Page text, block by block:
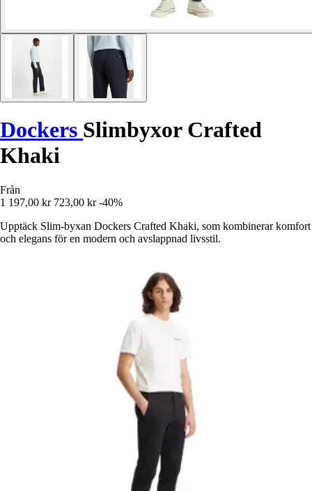
Dockers Slimbyxor Crafted
Khaki
Från
1 197,00 kr 723,00 kr -40%
Upptäck Slim-byxan Dockers Crafted Khaki, som kombinerar komfort
och elegans för en modern och avslappnad livsstil.